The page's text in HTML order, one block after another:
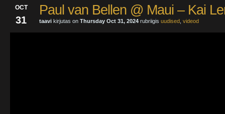
OCT
31
Paul van Bellen @ Maui – Kai
taavi kirjutas on Thursday Oct 31, 2024 rubriigis uudised videod